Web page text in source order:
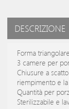
DESCRIZIONE
Forma
3 camere per
Chiusure a
riempimento e
Quantità per
Sterilizzabile e